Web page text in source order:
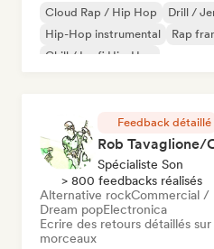
Cloud Rap / Hip Hop Drill /
Hip-Hop instrumental
Rap
Chill / Lo-fi Hip-Hop
Feedback détaillé
Rob Tavaglione/
Spécialiste Son
> 800 feedbacks réalisés
Alternative rockCommercial /
Dream popElectronica
Ecrire des retours détaillés
morceaux